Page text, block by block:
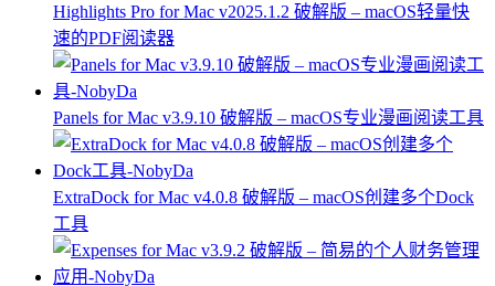
Highlights Pro for Mac v2025.1.2 破解版 – macOS轻量快
速的PDF阅读器
Panels for Mac v3.9.10 破解版 – macOS专业漫画阅读工具
ExtraDock for Mac v4.0.8 破解版 – macOS创建多个Dock
工具